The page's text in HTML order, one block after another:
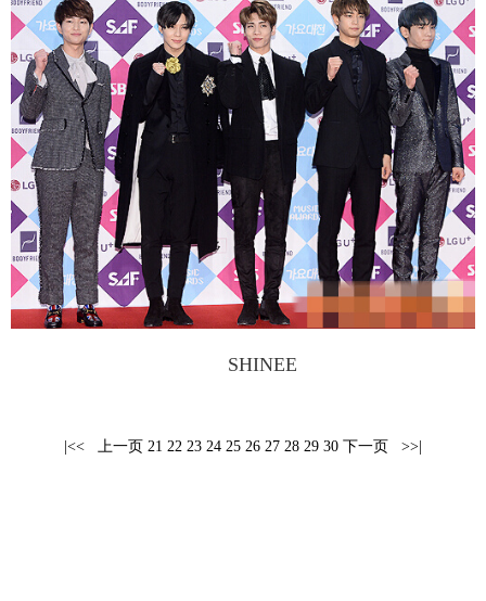
旅游 健康 信息化 数据
金融 公益 无人机
富媒体 新华广播
新华电视中文 新华电视英文 返回PC
SHINEE
|<< 上一页 21 22 23 24 25 26 27 28 29 30 下一页 >>|